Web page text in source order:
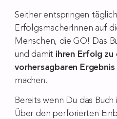
Seither entspringen
ErfolgsmacherInnen auf
Menschen, die GO! Das
und damit ihren Erfolg zu
vorhersagbaren Ergebnis
machen.
Bereits wenn Du das
Über den perforierten